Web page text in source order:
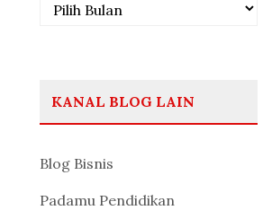
KANAL BLOG LAIN
Blog Bisnis
Padamu Pendidikan